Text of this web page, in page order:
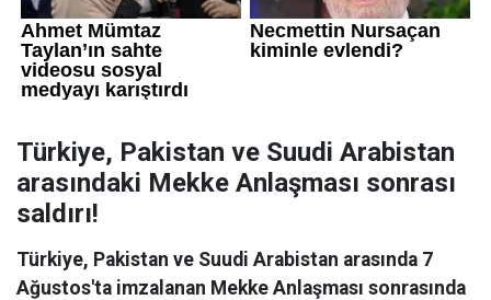
Türkiye, Pakistan ve Suudi Arabistan
arasındaki Mekke Anlaşması sonrası
saldırı!
Türkiye, Pakistan ve Suudi Arabistan arasında 7
Ağustos'ta imzalanan Mekke Anlaşması sonrasında